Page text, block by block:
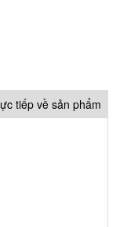
tiếp về sản phẩm